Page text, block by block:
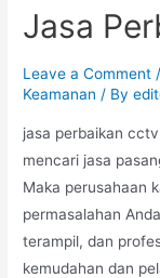
Jasa
Leave a Comment
Keamanan / By
jasa perbaikan
mencari jasa
Maka perusahaan
permasalahan
terampil, dan
kemudahan dan